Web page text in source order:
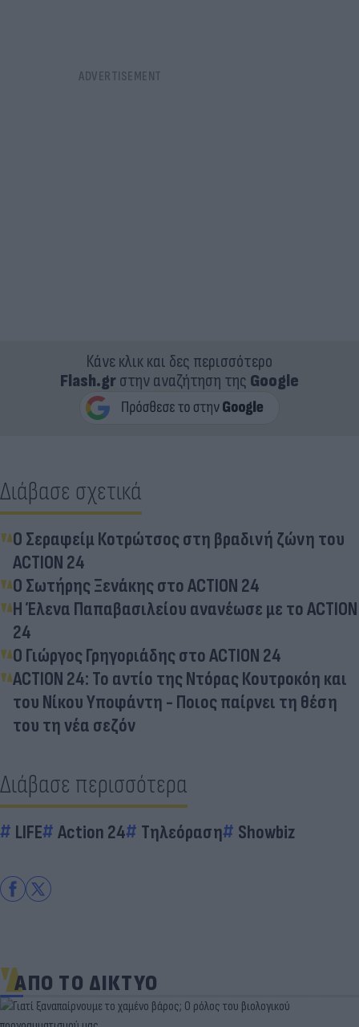
Κάνε κλικ και δες περισσότερο
Flash.grστην αναζήτηση της Google
Διάβασε σχετικά
Ο Σεραφείμ Κοτρώτσος στη βραδινή ζώνη του
ACTION 24
O Σωτήρης Ξενάκης στο ACTION 24
Η Έλενα Παπαβασιλείου ανανέωσε με το ACTION
24
O Γιώργος Γρηγοριάδης στο ACTION 24
ACTION 24: Το αντίο της Ντόρας Κουτροκόη και
του Νίκου Υποφάντη - Ποιος παίρνει τη θέση
του τη νέα σεζόν
Διάβασε περισσότερα
LIFE Action 24 Τηλεόραση Showbiz
ΑΠΟ ΤΟ ΔΙΚΤΥΟ